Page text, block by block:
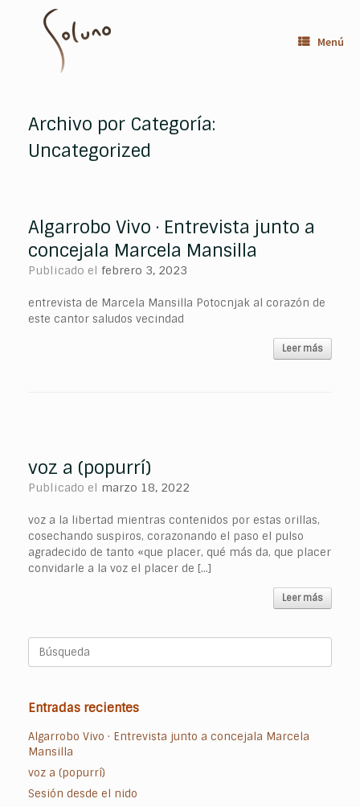
contenido
Menú
Archivo por Categoría:
Uncategorized
Algarrobo Vivo · Entrevista junto a
concejala Marcela Mansilla
Publicado el febrero 3, 2023
entrevista de Marcela Mansilla Potocnjak al corazón de
este cantor saludos vecindad
Leer más
voz a (popurrí)
Publicado el marzo 18, 2022
voz a la libertad mientras contenidos por estas orillas,
cosechando suspiros, corazonando el paso el pulso
agradecido de tanto «que placer, qué más da, que placer
convidarle a la voz el placer de […]
Leer más
Buscar:
Entradas recientes
Algarrobo Vivo · Entrevista junto a concejala Marcela
Mansilla
voz a (popurrí)
Sesión desde el nido